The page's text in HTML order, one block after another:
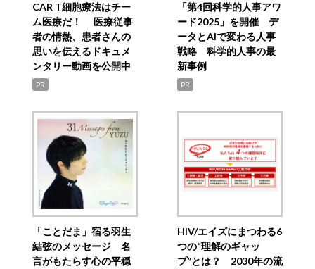
CAR T細胞療法はチー
ム医療だ！ 医療従事
者の情熱、患者さんの
思いを伝えるドキュメ
ンタリー動画を公開中
PR
「第4回科学的人事アワ
ード2025」を開催 デ
ータとAIで変わる人事
戦略 科学的人事の最
新事例
PR
「ことだま」宿る羽生
結弦のメッセージ 名
言がもたらす心の平穏
HIV/エイズにまつわる6
つの“理解のギャッ
プ”とは？ 2030年の流